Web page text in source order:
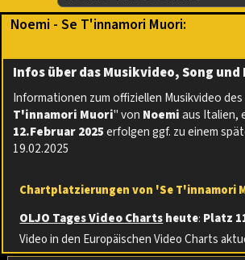
Noemi - Se T'innamori Muori:
Infos über das Musikvideo, Song
Informationen zum offiziellen Musikvideo des
T'innamori Muori" von Noemiaus Italien,
12.Februar 2025erfolgen ggf. zu einem
19.02.2025
Chartplatzierungen von 'Se T'innamori
OLJO Tages Video Chartsheute: Platz
Video in den Europäischen Video Charts